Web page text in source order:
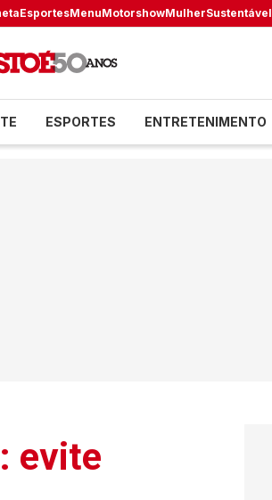
EsportesMenuMotorshowMulherSustentável
ESPORTES ENTRETENIMENTO
evite